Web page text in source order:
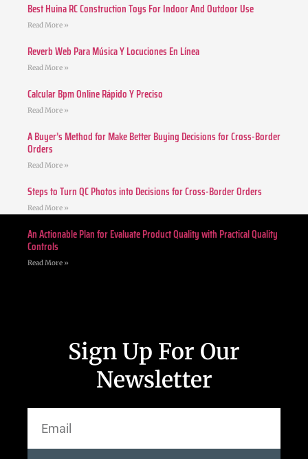
Best Huina RC Construction Toys For Indoor And Outdoor Use
Read More »
Reverb Web Para Música Y Locuciones En Línea
Read More »
Calcular Bpm Online Rápido Y Preciso
Read More »
A Buyer’s Method for Make Better Buying Decisions for Cross-Border
Orders
Read More »
Steps to Turn QC Photos into Decisions for Cross-Border Orders
Read More »
An Actionable Plan for Evaluate Product Quality with Practical Quality
Controls
Read More »
Sign Up For Our
Newsletter